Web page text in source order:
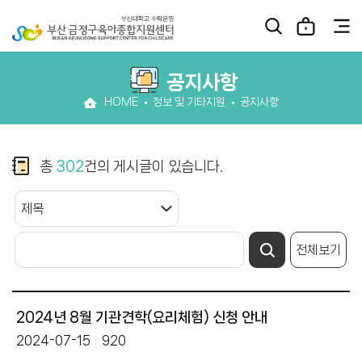
공지사항
HOME 정보 및 기타지원 공지사항
총 302건의 게시글이 있습니다.
전체보기
2024년 8월 기관견학(요리체험) 신청 안내
2024-07-15 920